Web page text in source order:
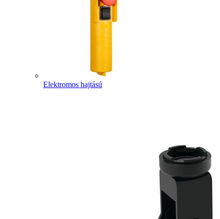
Elektromos hajtású